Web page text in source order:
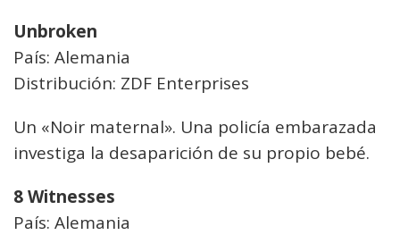
Unbroken
País: Alemania
Distribución: ZDF Enterprises
Un «Noir maternal». Una policía embarazada
investiga la desaparición de su propio bebé.
8 Witnesses
País: Alemania